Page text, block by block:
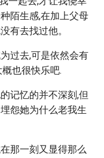
陌生感,在加上父母
有去找过他。
过去,可是依然会有
也很快乐吧.
记忆的并不深刻,但
怨她为什么老我生
那一刻又显得那么